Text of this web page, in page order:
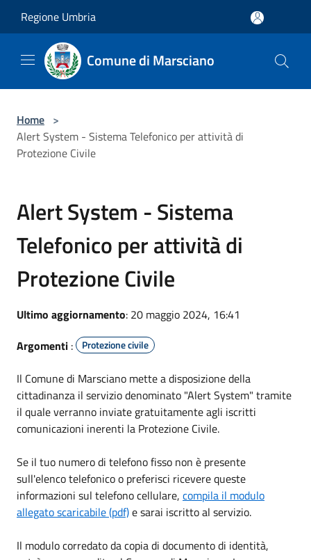
Regione Umbria
Comune di Marsciano
Home >
Alert System - Sistema Telefonico per attività di
Protezione Civile
Alert System - Sistema
Telefonico per attività di
Protezione Civile
Ultimo aggiornamento: 20 maggio 2024, 16:41
Argomenti : Protezione civile
Il Comune di Marsciano mette a disposizione della
cittadinanza il servizio denominato "Alert System" tramite
il quale verranno inviate gratuitamente agli iscritti
comunicazioni inerenti la Protezione Civile.
Se il tuo numero di telefono fisso non è presente
sull'elenco telefonico o preferisci ricevere queste
informazioni sul telefono cellulare, compila il modulo
allegato scaricabile (pdf)e sarai iscritto al servizio.
Il modulo corredato da copia di documento di identità,